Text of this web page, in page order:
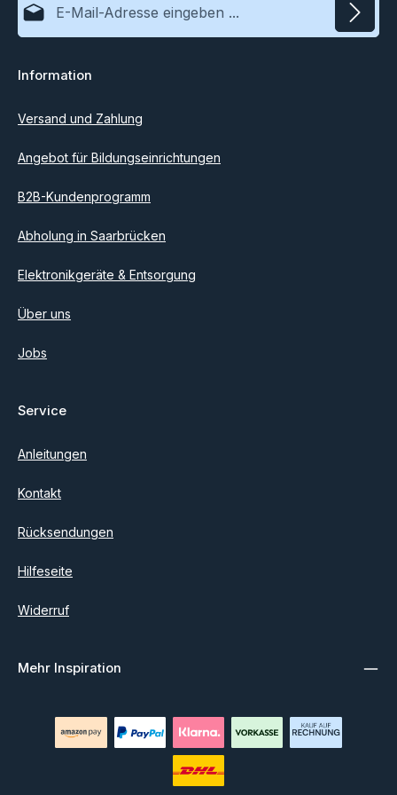
Ich habe dieDatenschutzbestimmungen
einverstanden.
Information
Versand und Zahlung
Angebot für Bildungseinrichtungen
B2B-Kundenprogramm
Abholung in Saarbrücken
Elektronikgeräte & Entsorgung
Über uns
Jobs
Service
Anleitungen
Kontakt
Rücksendungen
Hilfeseite
Widerruf
Mehr Inspiration